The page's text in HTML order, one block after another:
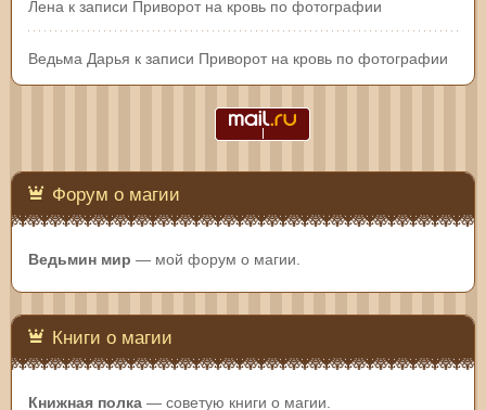
Лена к записи Приворот на кровь по фотографии
Ведьма Дарья к записи Приворот на кровь по фотографии
Форум о магии
Ведьмин мир — мой форум о магии.
Книги о магии
Книжная полка — советую книги о магии.